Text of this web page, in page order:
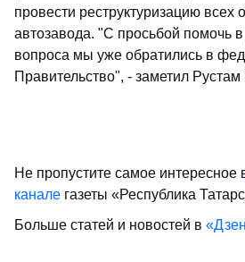
провести реструктуризацию всех
автозавода. "С просьбой помочь
вопроса мы уже обратились в
Правительство", - заметил
Не пропустите самое интересное
канале газеты «Республика
Больше статей и новостей в